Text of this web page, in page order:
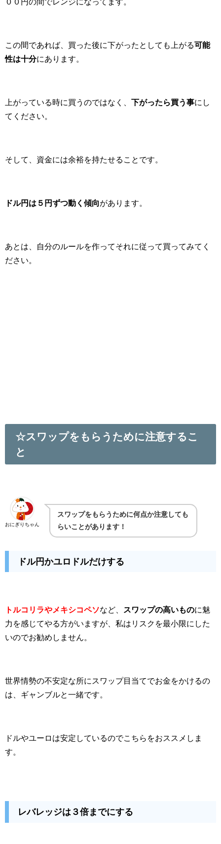
００円の間でレンジになってます。
この間であれば、買った後に下がったとしても上がる可能
性は十分にあります。
上がっている時に買うのではなく、 下がったら買う事にし
てください。
そして、資金には余裕を持たせることです。
ドル円は５円ずつ動く傾向があります。
あとは、自分のルールを作ってそれに従って買ってみてく
ださい。
☆スワップをもらうために注意するこ
と
おにぎりちゃん
スワップをもらうために何点か注意しても
らいことがあります！
ドル円かユロドルだけする
トルコリラやメキシコペソなど、 スワップの高いものに魅
力を感じてやる方がいますが、私はリスクを最小限にした
いのでお勧めしません。
世界情勢の不安定な所にスワップ目当てでお金をかけるの
は、ギャンブルと一緒です。
ドルやユーロは安定しているのでこちらをおススメしま
す。
レバレッジは３倍までにする